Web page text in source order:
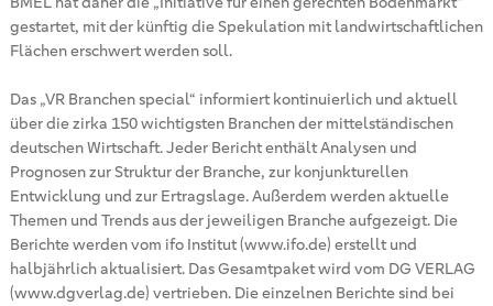
gestartet, mit der künftig die Spekulation mit landwirtschaftlichen
Flächen erschwert werden soll.
Das „VR Branchen special“ informiert kontinuierlich und aktuell
über die zirka 150 wichtigsten Branchen der mittelständischen
deutschen Wirtschaft. Jeder Bericht enthält Analysen und
Prognosen zur Struktur der Branche, zur konjunkturellen
Entwicklung und zur Ertragslage. Außerdem werden aktuelle
Themen und Trends aus der jeweiligen Branche aufgezeigt. Die
Berichte werden vom ifo Institut (www.ifo.de) erstellt und
halbjährlich aktualisiert. Das Gesamtpaket wird vom DG VERLAG
(www.dgverlag.de) vertrieben. Die einzelnen Berichte sind bei